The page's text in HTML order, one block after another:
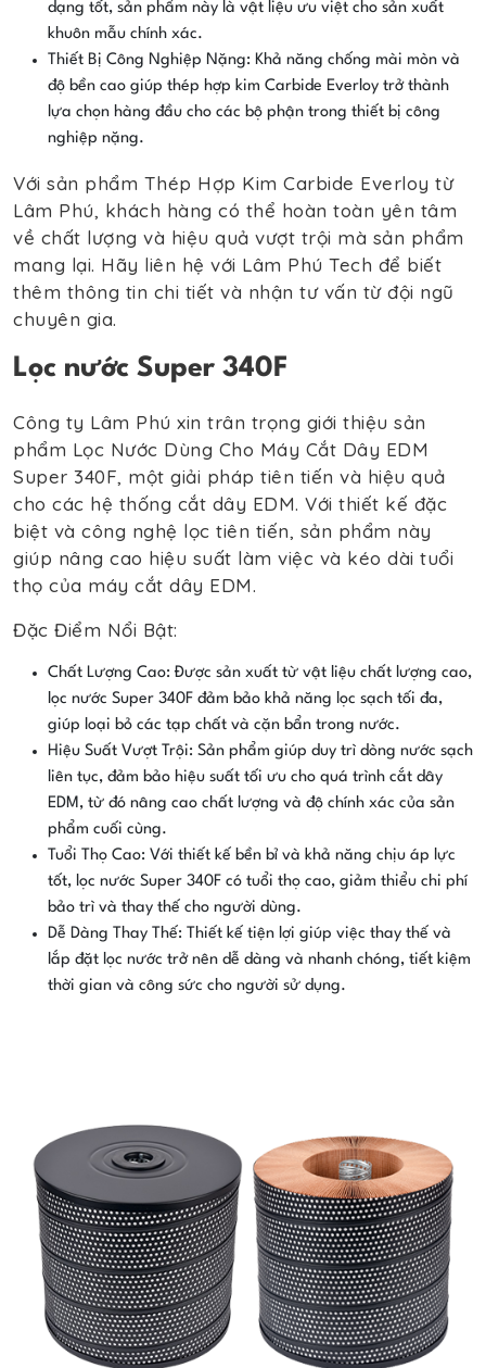
dạng tốt, sản phẩm này là vật liệu ưu việt cho sản xuất
khuôn mẫu chính xác.
Thiết Bị Công Nghiệp Nặng: Khả năng chống mài mòn và
độ bền cao giúp thép hợp kim Carbide Everloy trở thành
lựa chọn hàng đầu cho các bộ phận trong thiết bị công
nghiệp nặng.
Với sản phẩm Thép Hợp Kim Carbide Everloy từ
Lâm Phú, khách hàng có thể hoàn toàn yên tâm
về chất lượng và hiệu quả vượt trội mà sản phẩm
mang lại. Hãy liên hệ với Lâm Phú Tech để biết
thêm thông tin chi tiết và nhận tư vấn từ đội ngũ
chuyên gia.
Lọc nước Super 340F
Công ty Lâm Phú xin trân trọng giới thiệu sản
phẩm Lọc Nước Dùng Cho Máy Cắt Dây EDM
Super 340F, một giải pháp tiên tiến và hiệu quả
cho các hệ thống cắt dây EDM. Với thiết kế đặc
biệt và công nghệ lọc tiên tiến, sản phẩm này
giúp nâng cao hiệu suất làm việc và kéo dài tuổi
thọ của máy cắt dây EDM.
Đặc Điểm Nổi Bật:
Chất Lượng Cao: Được sản xuất từ vật liệu chất lượng cao,
lọc nước Super 340F đảm bảo khả năng lọc sạch tối đa,
giúp loại bỏ các tạp chất và cặn bẩn trong nước.
Hiệu Suất Vượt Trội: Sản phẩm giúp duy trì dòng nước sạch
liên tục, đảm bảo hiệu suất tối ưu cho quá trình cắt dây
EDM, từ đó nâng cao chất lượng và độ chính xác của sản
phẩm cuối cùng.
Tuổi Thọ Cao: Với thiết kế bền bỉ và khả năng chịu áp lực
tốt, lọc nước Super 340F có tuổi thọ cao, giảm thiểu chi phí
bảo trì và thay thế cho người dùng.
Dễ Dàng Thay Thế: Thiết kế tiện lợi giúp việc thay thế và
lắp đặt lọc nước trở nên dễ dàng và nhanh chóng, tiết kiệm
thời gian và công sức cho người sử dụng.